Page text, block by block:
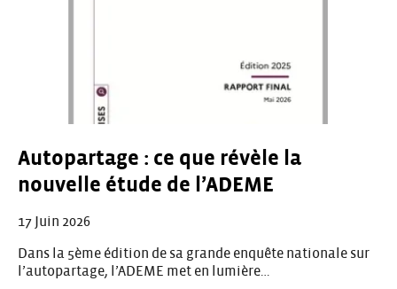
Autopartage : ce que révèle la
nouvelle étude de l’ADEME
17 Juin 2026
Dans la 5ème édition de sa grande enquête nationale sur
l’autopartage, l’ADEME met en lumière…